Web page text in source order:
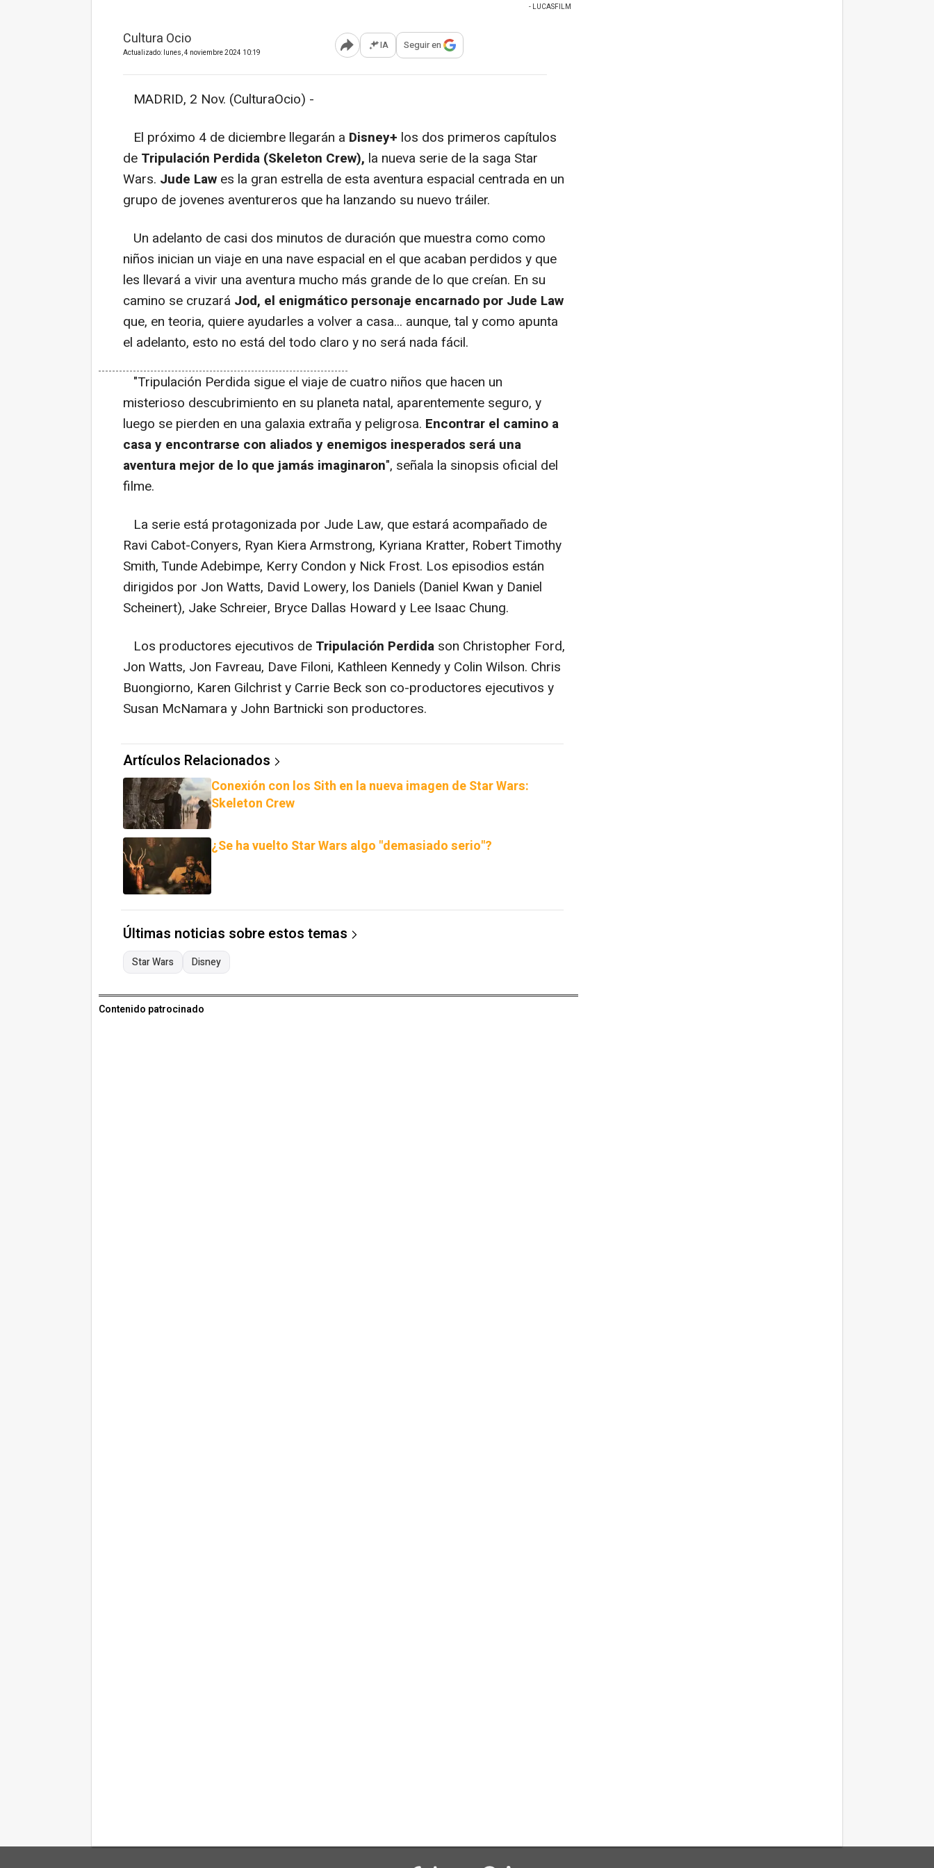
- LUCASFILM
Cultura Ocio
Actualizado: lunes, 4 noviembre 2024 10:19 Abrir opciones para compartir
IA Seguir en
MADRID, 2 Nov. (CulturaOcio) -
El próximo 4 de diciembre llegarán a Disney+ los dos primeros capítulos
de Tripulación Perdida (Skeleton Crew), la nueva serie de la saga Star
Wars. Jude Law es la gran estrella de esta aventura espacial centrada en un
grupo de jovenes aventureros que ha lanzando su nuevo tráiler.
Un adelanto de casi dos minutos de duración que muestra como como
niños inician un viaje en una nave espacial en el que acaban perdidos y que
les llevará a vivir una aventura mucho más grande de lo que creían. En su
camino se cruzará Jod, el enigmático personaje encarnado por Jude Law
que, en teoria, quiere ayudarles a volver a casa... aunque, tal y como apunta
el adelanto, esto no está del todo claro y no será nada fácil.
"Tripulación Perdida sigue el viaje de cuatro niños que hacen un
misterioso descubrimiento en su planeta natal, aparentemente seguro, y
luego se pierden en una galaxia extraña y peligrosa. Encontrar el camino a
casa y encontrarse con aliados y enemigos inesperados será una
aventura mejor de lo que jamás imaginaron", señala la sinopsis oficial del
filme.
La serie está protagonizada por Jude Law, que estará acompañado de
Ravi Cabot-Conyers, Ryan Kiera Armstrong, Kyriana Kratter, Robert Timothy
Smith, Tunde Adebimpe, Kerry Condon y Nick Frost. Los episodios están
dirigidos por Jon Watts, David Lowery, los Daniels (Daniel Kwan y Daniel
Scheinert), Jake Schreier, Bryce Dallas Howard y Lee Isaac Chung.
Los productores ejecutivos de Tripulación Perdida son Christopher Ford,
Jon Watts, Jon Favreau, Dave Filoni, Kathleen Kennedy y Colin Wilson. Chris
Buongiorno, Karen Gilchrist y Carrie Beck son co-productores ejecutivos y
Susan McNamara y John Bartnicki son productores.
Artículos Relacionados
Conexión con los Sith en la nueva imagen de Star Wars:
Skeleton Crew
¿Se ha vuelto Star Wars algo "demasiado serio"?
Últimas noticias sobre estos temas
Star Wars Disney
Contenido patrocinado